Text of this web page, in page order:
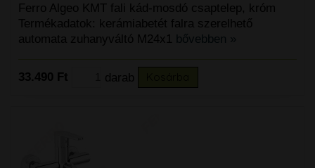
Ferro Algeo KMT fali kád-mosdó csaptelep, króm
Termékadatok: kerámiabetét falra szerelhető
automata zuhanyváltó M24x1 bővebben »
33.490 Ft darab